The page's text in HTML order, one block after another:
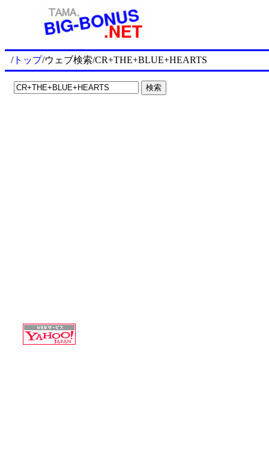
/トップ/ウェブ検索/CR+THE+BLUE+HEARTS